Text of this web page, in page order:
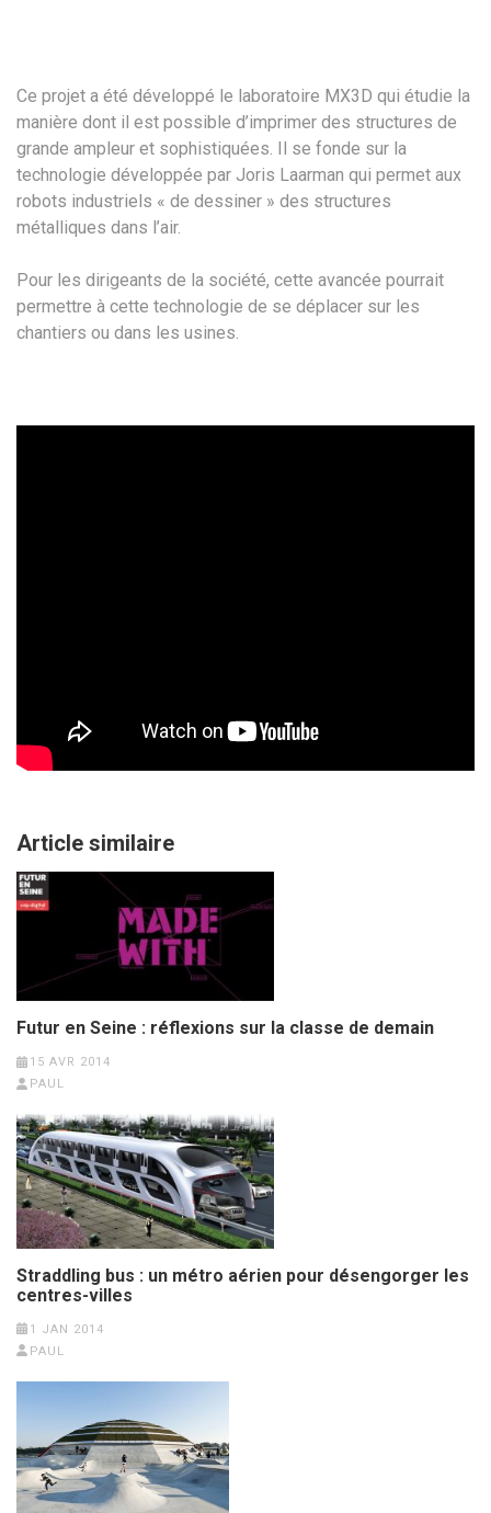
Ce projet a été développé le laboratoire MX3D qui étudie la
manière dont il est possible d’imprimer des structures de
grande ampleur et sophistiquées. Il se fonde sur la
technologie développée par Joris Laarman qui permet aux
robots industriels « de dessiner » des structures
métalliques dans l’air.
Pour les dirigeants de la société, cette avancée pourrait
permettre à cette technologie de se déplacer sur les
chantiers ou dans les usines.
Article similaire
Futur en Seine : réflexions sur la classe de demain
15 AVR 2014
PAUL
Straddling bus : un métro aérien pour désengorger les
centres-villes
1 JAN 2014
PAUL